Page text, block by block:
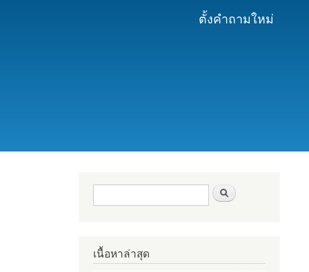
ตั้งคำถามใหม่
ฟอร์มค้นหา
เนื้อหาล่าสุด